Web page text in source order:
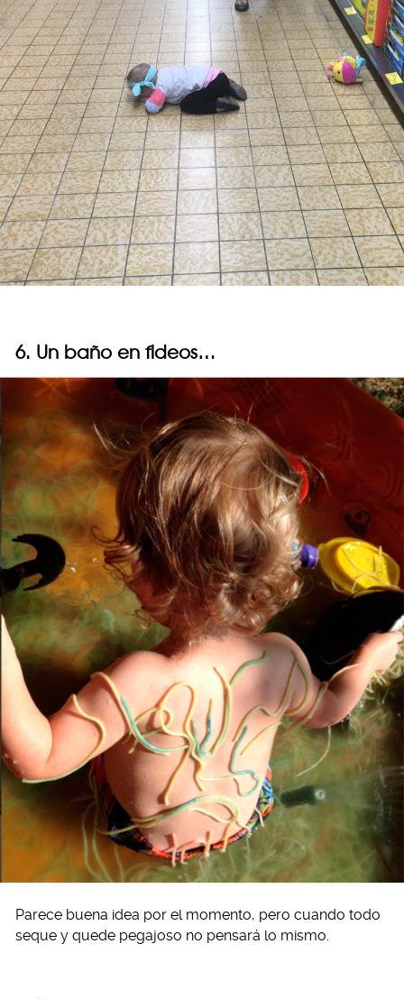
6. Un baño en fideos…
Parece buena idea por el momento, pero cuando todo
seque y quede pegajoso no pensará lo mismo.